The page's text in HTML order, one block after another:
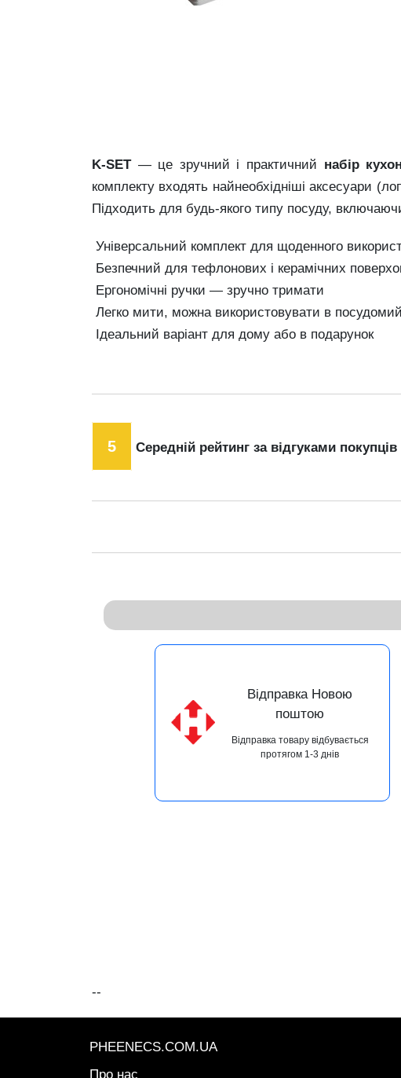
K-SET— це зручний і практичний набір
комплекту входять найнеобхіднішіаксесуари (
Підходить для будь-якого типу посуду,
Універсальний комплект для щоденного
Безпечний для тефлонових і керамічних
Ергономічні ручки — зручно тримати
Легко мити, можна використовувати в
Ідеальний варіант для дому або в подарунок
5 Середній рейтинг за відгуками покупців
Відправка Новою
поштою
Відправка товару відбувається
протягом 1-3 днів
--
PHEENECS.COM.UA
Про нас